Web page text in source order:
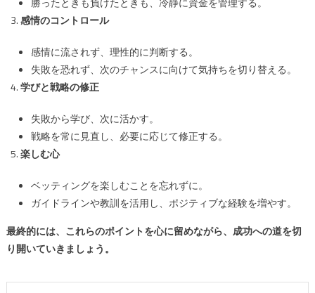
感情のコントロール
感情に流されず、理性的に判断する。
失敗を恐れず、次のチャンスに向けて気持ちを切り替える。
学びと戦略の修正
失敗から学び、次に活かす。
戦略を常に見直し、必要に応じて修正する。
楽しむ心
ベッティングを楽しむことを忘れずに。
ガイドラインや教訓を活用し、ポジティブな経験を増やす。
最終的には、これらのポイントを心に留めながら、成功への道を切
り開いていきましょう。